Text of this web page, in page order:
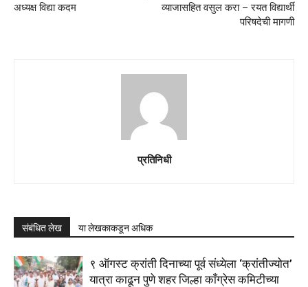
अध्यक्ष विद्या कदम
व्याजासहित वसुल करा – रयत विद्यार्थी
परिषदेची मागणी
प्रतिनिधी
संबंधित लेख या लेखकाकडून अधिक
९ ऑगस्ट क्रांती दिनाच्या पूर्व संध्येला ‘क्रांतीज्योत’
यात्रा काढून पुणे शहर जिल्हा काँग्रेस कमिटीच्या